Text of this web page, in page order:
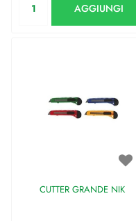
AGGIUNGI
CUTTER GRANDE NIK